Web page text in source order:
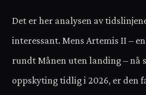
Det er her analysen av
interessant. Mens Artemis II –
rundt Månen uten landing – nå
oppskyting tidlig i 2026, er den